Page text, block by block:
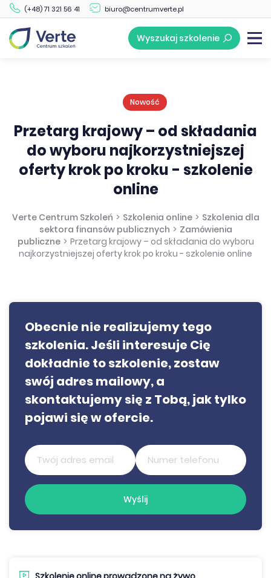
(+48) 71 321 56 41 biuro@centrumverte.pl
Wyszukaj szkolenie
Nowość
Przetarg krajowy – od składania
do wyboru najkorzystniejszej
oferty krok po kroku - szkolenie
online
Verte Centrum Szkoleń > Szkolenia online > Szkolenia dla
sektora finansów publicznych > Zamówienia
publiczne > Przetarg krajowy – od składania do wyboru
najkorzystniejszej oferty krok po kroku - szkolenie online
Obecnie nie realizujemy tego
szkolenia. Jeśli interesuje Cię
dokładnie to szkolenie, zostaw
swój adres mailowy, a
skontaktujemy się z Tobą, jak tylko
pojawi się w ofercie.